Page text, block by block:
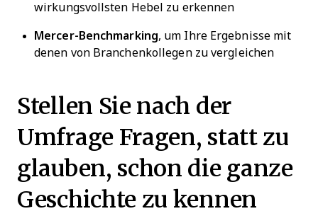
wirkungsvollsten Hebel zu erkennen
Mercer-Benchmarking, um Ihre Ergebnisse mit
denen von Branchenkollegen zu vergleichen
Stellen Sie nach der
Umfrage Fragen, statt zu
glauben, schon die ganze
Geschichte zu kennen